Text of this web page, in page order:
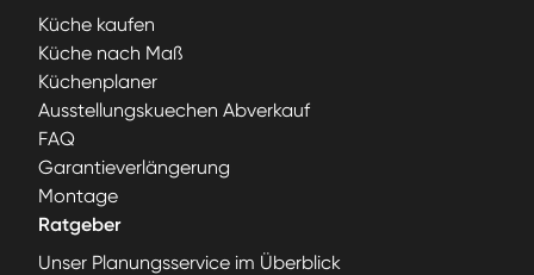
Küche kaufen
Küche nach Maß
Küchenplaner
Ausstellungskuechen Abverkauf
FAQ
Garantieverlängerung
Montage
Ratgeber
Unser Planungsservice im Überblick